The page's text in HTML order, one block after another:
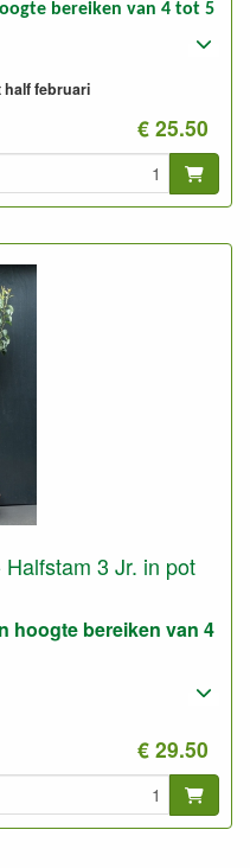
bereiken van 4 tot 5
en gesnoeid
half februari
€ 25.50
3 Jr. in pot
hoogte bereiken van 4
€ 29.50